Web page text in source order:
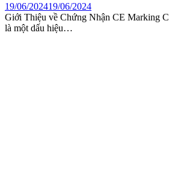
19/06/202419/06/2024
Giới Thiệu về Chứng Nhận CE Marking
là một dấu hiệu…